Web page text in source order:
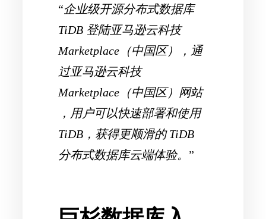
“企业级开源分布式数据库
TiDB 登陆亚马逊云科技
Marketplace（中国区），通
过亚马逊云科技
Marketplace（中国区）网站
，用户可以快速部署和使用
TiDB，获得更顺滑的 TiDB
分布式数据库云端体验。 ”